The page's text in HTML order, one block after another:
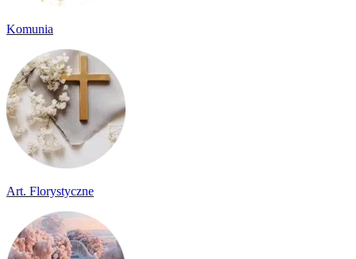
Komunia
Art. Florystyczne